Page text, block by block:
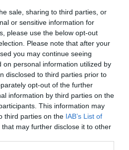
sale, sharing to third parties, or
or sensitive information for
please use the below opt-out
Please note that after your
you may continue seeing
on personal information utilized by
disclosed to third parties prior to
opt-out of the further
information by third parties on the
This information may
third parties on the IAB’s List of
that may further disclose it to other
a globális piacra nehezedő
százalékát Ukrajna és Oroszország
volt a világ kenyereskosara:
tonna mezőgazdasági terméket
itt írtunk.